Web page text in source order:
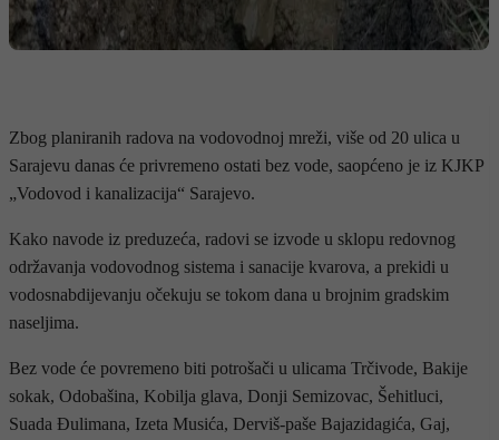
Zbog planiranih radova na vodovodnoj mreži, više od 20 ulica u
Sarajevu danas će privremeno ostati bez vode, saopćeno je iz KJKP
„Vodovod i kanalizacija“ Sarajevo.
Kako navode iz preduzeća, radovi se izvode u sklopu redovnog
održavanja vodovodnog sistema i sanacije kvarova, a prekidi u
vodosnabdijevanju očekuju se tokom dana u brojnim gradskim
naseljima.
Bez vode će povremeno biti potrošači u ulicama Trčivode, Bakije
sokak, Odobašina, Kobilja glava, Donji Semizovac, Šehitluci,
Suada Đulimana, Izeta Musića, Derviš-paše Bajazidagića, Gaj,